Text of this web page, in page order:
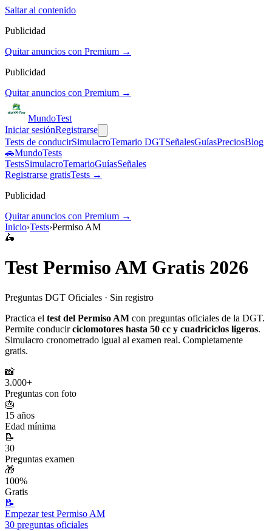
Saltar al contenido
Publicidad
Quitar anuncios con Premium →
Publicidad
Quitar anuncios con Premium →
MundoTest
Iniciar sesiónRegistrarse
Tests de conducirSimulacroTemario DGTSeñalesGuíasPreciosBlog
🚗MundoTests
TestsSimulacroTemarioGuíasSeñales
Registrarse gratisTests →
Publicidad
Quitar anuncios con Premium →
Inicio›Tests›Permiso AM
🛵
Test Permiso AM Gratis 2026
Preguntas DGT Oficiales · Sin registro
Practica el test del Permiso AM con preguntas oficiales de la DGT.
Permite conducirciclomotores hasta 50 cc y cuadriciclos ligeros.
Simulacro cronometrado igual al examen real. Completamente
gratis.
📸
3.000+
Preguntas con foto
🎂
15 años
Edad mínima
📝
30
Preguntas examen
🎁
100%
Gratis
📝
Empezar test Permiso AM
30 preguntas oficiales